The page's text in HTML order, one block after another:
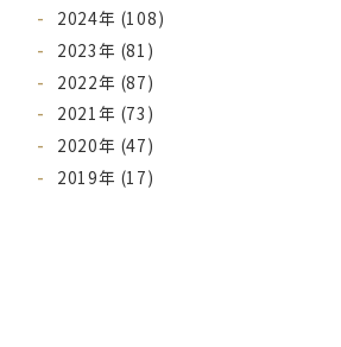
2024年 (108)
2023年 (81)
2022年 (87)
2021年 (73)
2020年 (47)
2019年 (17)